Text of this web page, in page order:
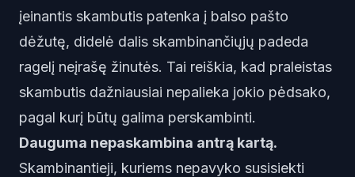
įeinantis skambutis patenka į balso pašto
dėžutę, didelė dalis skambinančiųjų padeda
ragelį neįrašę žinutės. Tai reiškia, kad praleistas
skambutis dažniausiai nepalieka jokio pėdsako,
pagal kurį būtų galima perskambinti.
Dauguma nepaskambina antrą kartą.
Skambinantieji, kuriems nepavyko susisiekti